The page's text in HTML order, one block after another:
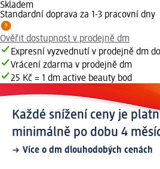
Skladem
Standardní doprava za 1-3 pracovní dny
Ověřit dostupnost v prodejně dm
Expresní vyzvednutí v prodejně dm
Vrácení zdarma v prodejně dm
25 Kč = 1 dm active beauty bod
Každé snížení ceny je
minimálně po dobu 4
Více o dm dlouhodobých cenách